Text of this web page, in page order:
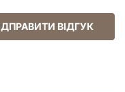
ВІДГУК